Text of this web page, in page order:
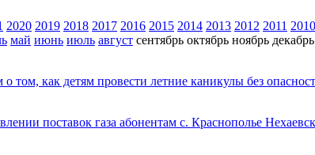
2020 2019 2018 2017 2016 2015 2014 2013 2012 2011 2010
май июнь июль август сентябрь октябрь ноябрь декабрь
том, как детям провести летние каникулы без
поставок газа абонентам с. Краснополье